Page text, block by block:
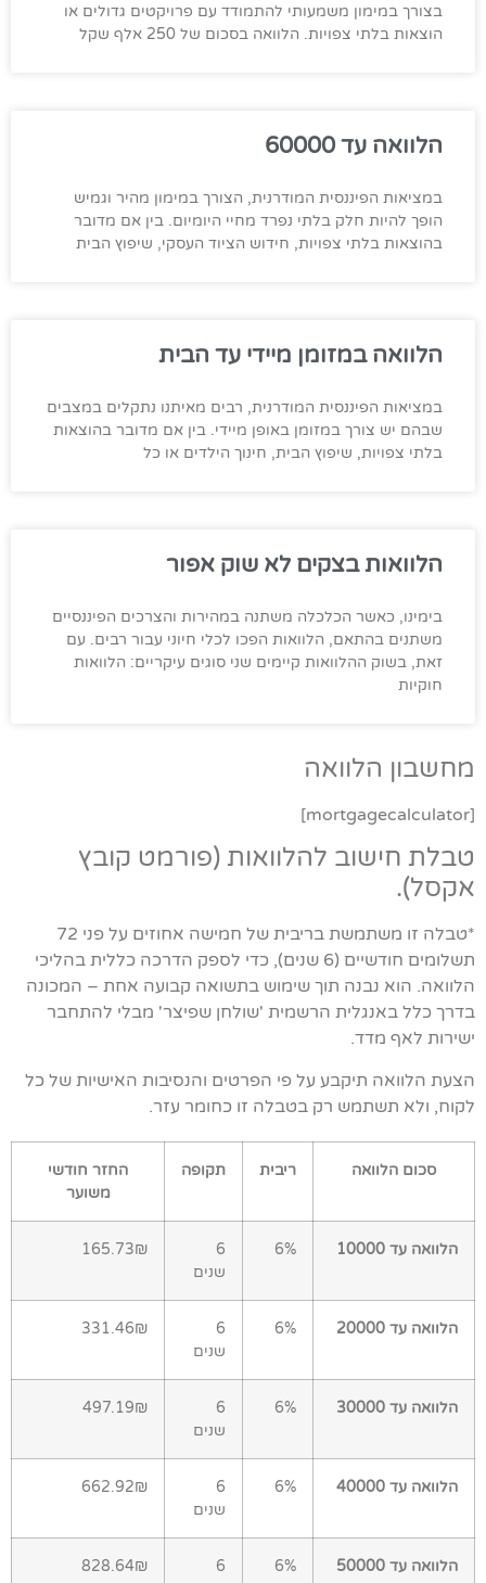
בצורך במימון משמעותי להתמודד עם פרויקטים גדולים או
הוצאות בלתי צפויות. הלוואה בסכום של 250 אלף שקל
הלוואה עד 60000
במציאות הפיננסית המודרנית, הצורך במימון מהיר וגמיש
הופך להיות חלק בלתי נפרד מחיי היומיום. בין אם מדובר
בהוצאות בלתי צפויות, חידוש הציוד העסקי, שיפוץ הבית
הלוואה במזומן מיידי עד הבית
במציאות הפיננסית המודרנית, רבים מאיתנו נתקלים במצבים
שבהם יש צורך במזומן באופן מיידי. בין אם מדובר בהוצאות
בלתי צפויות, שיפוץ הבית, חינוך הילדים או כל
הלוואות בצקים לא שוק אפור
בימינו, כאשר הכלכלה משתנה במהירות והצרכים הפיננסיים
משתנים בהתאם, הלוואות הפכו לכלי חיוני עבור רבים. עם
זאת, בשוק ההלוואות קיימים שני סוגים עיקריים: הלוואות
חוקיות
מחשבון הלוואה
[mortgagecalculator]
טבלת חישוב להלוואות (פורמט קובץ
אקסל).
*טבלה זו משתמשת בריבית של חמישה אחוזים על פני 72
תשלומים חודשיים (6 שנים), כדי לספק הדרכה כללית בהליכי
הלוואה. הוא נבנה תוך שימוש בתשואה קבועה אחת – המכונה
בדרך כלל באנגלית הרשמית 'שולחן שפיצר' מבלי להתחבר
ישירות לאף מדד.
הצעת הלוואה תיקבע על פי הפרטים והנסיבות האישיות של כל
לקוח, ולא תשתמש רק בטבלה זו כחומר עזר.
סכום הלוואה ריבית תקופה
החזר חודשי
משוער
הלוואה עד 10000 6%
6
שנים
165.73₪
הלוואה עד 20000 6%
6
שנים
331.46₪
הלוואה עד 30000 6%
6
שנים
497.19₪
הלוואה עד 40000 6%
6
שנים
662.92₪
הלוואה עד 50000 6%
6
828.64₪